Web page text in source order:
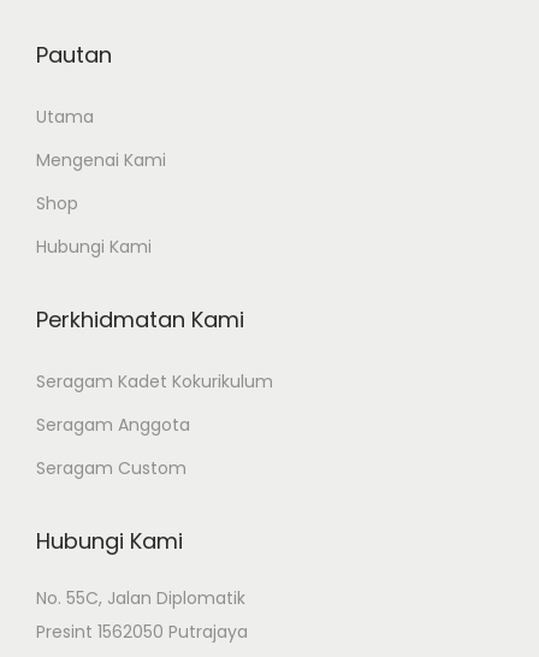
Pautan
Utama
Mengenai Kami
Shop
Hubungi Kami
Perkhidmatan Kami
Seragam Kadet Kokurikulum
Seragam Anggota
Seragam Custom
Hubungi Kami
No. 55C, Jalan Diplomatik
Presint 1562050 Putrajaya